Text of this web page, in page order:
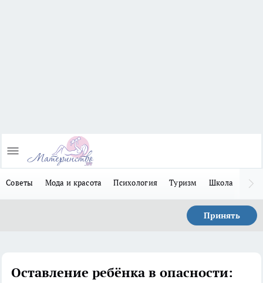
Советы Мода и красота Психология Туризм Школа
Принять
Оставление ребёнка в опасности: